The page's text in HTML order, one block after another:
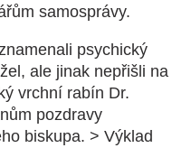
samosprávy.
psychický
ale jinak nepřišli na
vrchní rabín Dr.
pozdravy
biskupa. > Výklad